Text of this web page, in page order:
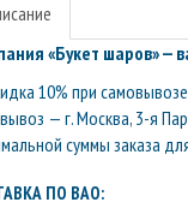
«Букет шаров» —
10% при
— г. Москва, 3-я
суммы заказа
ПО ВАО: